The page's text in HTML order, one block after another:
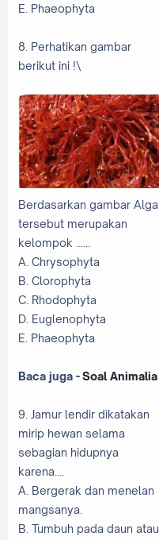
E. Phaeophyta
8. Perhatikan gambar
berikut ini !\
Berdasarkan gambar Alga
tersebut merupakan
kelompok ......
A. Chrysophyta
B. Clorophyta
C. Rhodophyta
D. Euglenophyta
E. Phaeophyta
Baca juga -Soal Animalia
9. Jamur lendir dikatakan
mirip hewan selama
sebagian hidupnya
karena….
A. Bergerak dan menelan
mangsanya.
B. Tumbuh pada daun atau